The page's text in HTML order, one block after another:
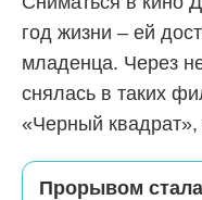
год жизни – ей
младенца. Через
снялась в таких
«Черный квадрат»,
Прорывом